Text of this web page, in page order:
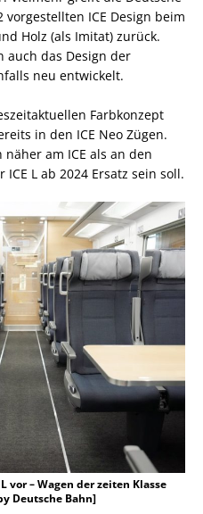
ICE Design beim
Holz (als Imitat) zurück.
auch das Design der
neu entwickelt.
Farbkonzept
in den ICE Neo Zügen.
am ICE als an den
L ab 2024 Ersatz sein soll.
vor – Wagen der zeiten Klasse
Deutsche Bahn]